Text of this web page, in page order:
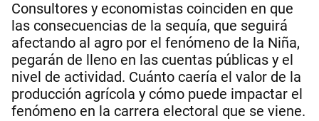
Consultores y economistas coinciden en que
las consecuencias de la sequía, que seguirá
afectando al agro por el fenómeno de la Niña,
pegarán de lleno en las cuentas públicas y el
nivel de actividad. Cuánto caería el valor de la
producción agrícola y cómo puede impactar el
fenómeno en la carrera electoral que se viene.